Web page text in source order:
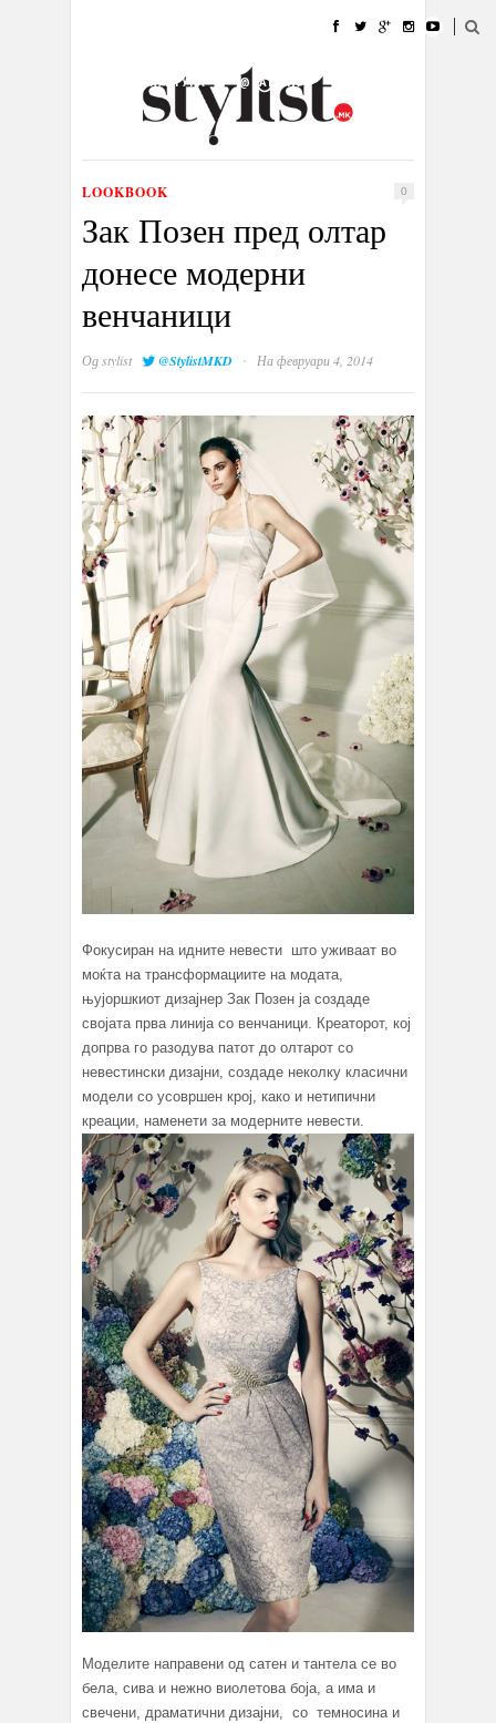
УБАВИНА
КУЛТУРА @РАБОТА
ИЗЛОГ
LOOKBOOK 0
Зак Позен пред олтар
донесе модерни
венчаници
Одstylist @StylistMKD · На февруари 4, 2014
Фокусиран на идните невести што уживаат во
моќта на трансформациите на модата,
њујоршкиот дизајнер Зак Позен ја создаде
својата прва линија со венчаници. Креаторот, кој
допрва го разодува патот до олтарот со
невестински дизајни, создаде неколку класични
модели со усовршен крој, како и нетипични
креации, наменети за модерните невести.
Моделите направени од сатен и тантела се во
бела, сива и нежно виолетова боја, а има и
свечени, драматични дизајни, со темносина и